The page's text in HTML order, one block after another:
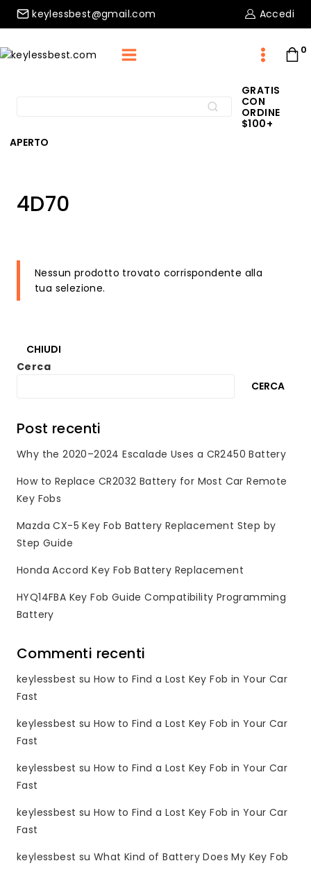
Skip
keylessbest@gmail.com Accedi
0
CERCA
GRATIS
CON
ORDINE
$100+
APERTO
4D70
Nessun prodotto trovato corrispondente alla
tua selezione.
CHIUDI
Cerca
CERCA
Post recenti
Why the 2020–2024 Escalade Uses a CR2450 Battery
How to Replace CR2032 Battery for Most Car Remote
Key Fobs
Mazda CX-5 Key Fob Battery Replacement Step by
Step Guide
Honda Accord Key Fob Battery Replacement
HYQ14FBA Key Fob Guide Compatibility Programming
Battery
Commenti recenti
keylessbest suHow to Find a Lost Key Fob in Your Car
Fast
keylessbest suHow to Find a Lost Key Fob in Your Car
Fast
keylessbest suHow to Find a Lost Key Fob in Your Car
Fast
keylessbest suHow to Find a Lost Key Fob in Your Car
Fast
keylessbest suWhat Kind of Battery Does My Key Fob